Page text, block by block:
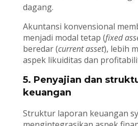
dagang.
Akuntansi konvensional
menjadi modal tetap (fixed
beredar (current asset), lebih
aspek likuiditas dan
5. Penyajian dan
keuangan
Struktur laporan keuangan